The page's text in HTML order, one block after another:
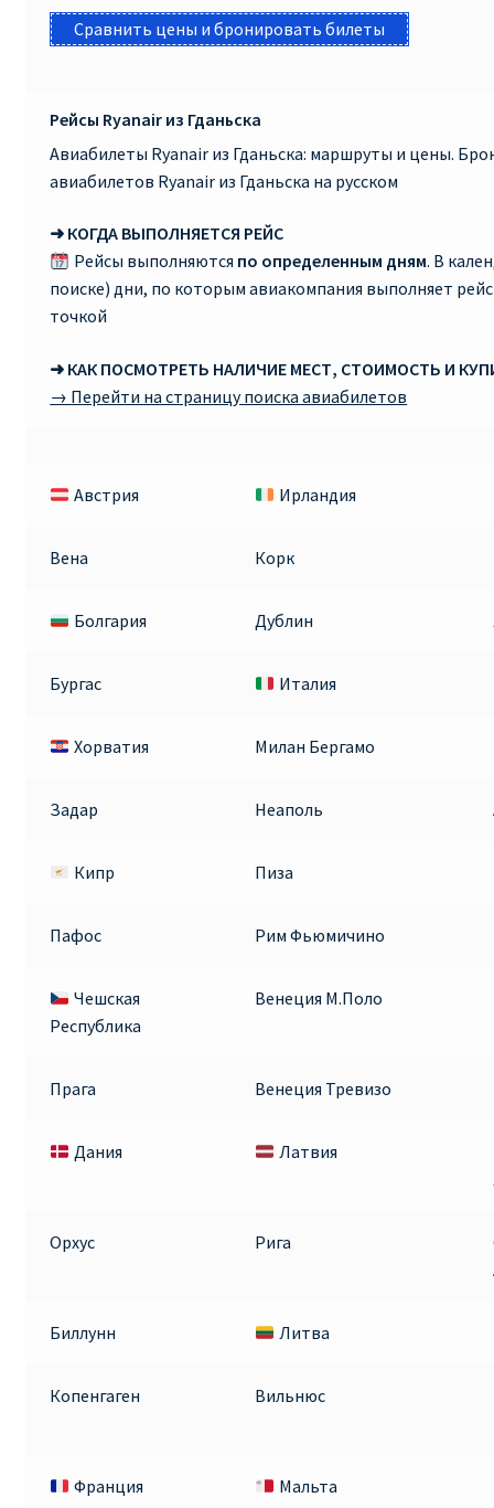
Сравнить цены и бронировать билеты
Рейсы Ryanair из Гданьска
Авиабилеты Ryanair из Гданьска: маршруты и цены.
авиабилетов Ryanair из Гданьска на русском
➜ КОГДА ВЫПОЛНЯЕТСЯ РЕЙС
Рейсы выполняются по определенным дням. В
поиске) дни, по которым авиакомпания выполняет
точкой
➜ КАК ПОСМОТРЕТЬ НАЛИЧИЕ МЕСТ, СТОИМОСТЬ И
→ Перейти на страницу поиска авиабилетов
Австрия Ирландия
Вена Корк
Болгария Дублин
Бургас Италия
Хорватия Милан Бергамо
Задар Неаполь
Кипр Пиза
Пафос Рим Фьюмичино
Чешская
Республика
Венеция М.Поло
Прага Венеция Тревизо
Дания Латвия
Орхус Рига
Биллунн Литва
Копенгаген
Вильнюс
Франция Мальта